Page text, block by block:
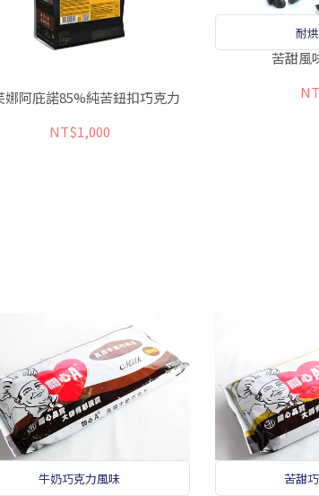
娜阿庇諾85%純苦鈕扣巧克力
NT$1,000
耐
苦甜風
牛奶巧克力風味 苦甜